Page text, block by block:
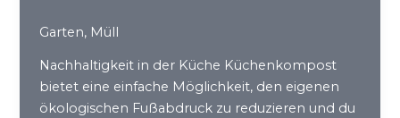
Garten, Müll
Nachhaltigkeit in der Küche Küchenkompost
bietet eine einfache Möglichkeit, den eigenen
ökologischen Fußabdruck zu reduzieren und du